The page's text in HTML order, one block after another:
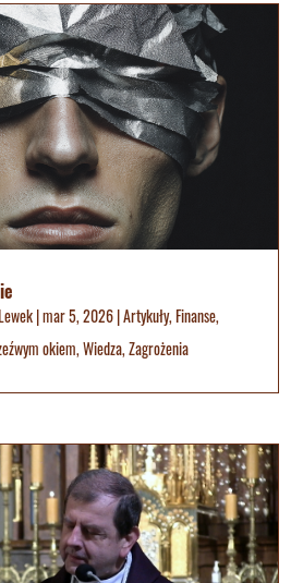
|mar 5, 2026|Artykuły,Finanse,
okiem,Wiedza,Zagrożenia